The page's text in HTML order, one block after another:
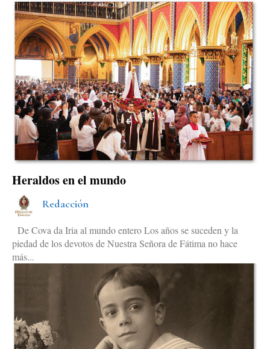
Heraldos en el mundo
Redacción
De Cova da Iria al mundo entero Los años se suceden y la
piedad de los devotos de Nuestra Señora de Fátima no hace
más...